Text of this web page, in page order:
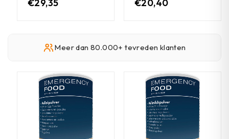
€29,35 €20,40
Meer dan 80.000+ tevreden klanten